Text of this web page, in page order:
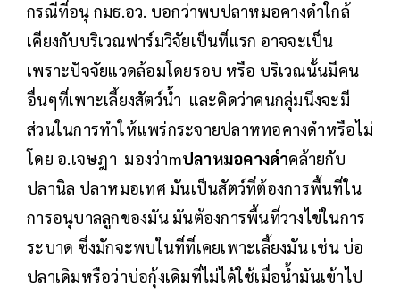
กรณีที่อนุ กมธ.อว. บอกว่าพบปลาหมอคางดำใกล้
เคียงกับบริเวณฟาร์มวิจัยเป็นที่แรก อาจจะเป็น
เพราะปัจจัยแวดล้อมโดยรอบ หรือ บริเวณนั้นมีคน
อื่นๆที่เพาะเลี้ยงสัตว์น้ำ และคิดว่าคนกลุ่มนึงจะมี
ส่วนในการทำให้แพร่กระจายปลาหทอคางดำหรือไม่
โดย อ.เจษฎา มองว่าmปลาหมอคางดำคล้ายกับ
ปลานิล ปลาหมอเทศ มันเป็นสัตว์ที่ต้องการพื้นที่ใน
การอนุบาลลูกของมัน มันต้องการพื้นที่วางไข่ในการ
ระบาด ซึ่งมักจะพบในที่ที่เคยเพาะเลี้ยงมัน เช่น บ่อ
ปลาเดิมหรือว่าบ่อกุ้งเดิมที่ไม่ได้ใช้เมื่อน้ำมันเข้าไป